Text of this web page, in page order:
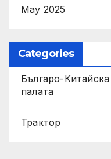
May 2025
Categories
Българо-
палата
Трактор